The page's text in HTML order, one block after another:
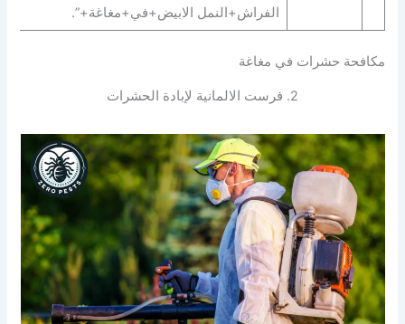
الفراش+النمل الابيض+في+مغاغة+”.
مكافحة حشرات في مغاغة
2. فرست الالمانية لإبادة الحشرات